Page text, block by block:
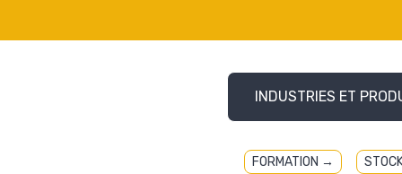
INDUSTRIES ET
FORMATION →